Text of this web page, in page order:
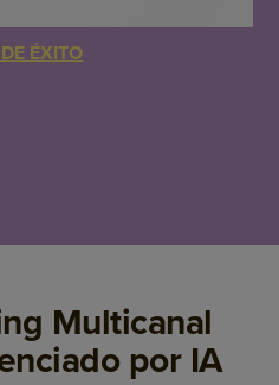
ÉXITO
Multicanal
por IA